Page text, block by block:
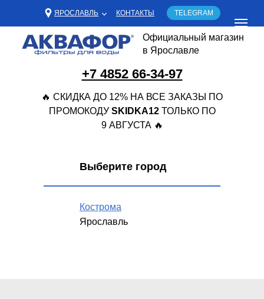
+7 4852 66-34-97
ЯРОСЛАВЛЬ
Официальный магазин
в Ярославле
🔥 СКИДКА ДО 12% НА ВСЕ ЗАКАЗЫ ПО
ПРОМОКОДУ SKIDKA12 ТОЛЬКО ПО
9 АВГУСТА 🔥
КОНТАКТЫ TELEGRAM
Кострома
Ярославль
Выберите город